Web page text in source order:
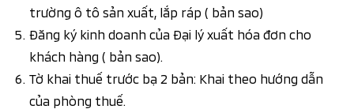
trường ô tô sản xuất, lắp ráp ( bản sao)
Đăng ký kinh doanh của Đại lý xuất hóa đơn cho
khách hàng ( bản sao).
Tờ khai thuế trước bạ 2 bản: Khai theo hướng dẫn
của phòng thuế.